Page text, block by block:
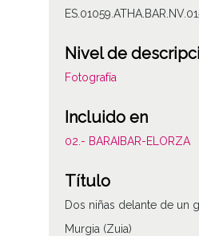
Nivel de
Fotografía
Incluido en
02.- BARAIBAR-ELORZA
Título
Dos niñas delante de un
Murgia (Zuia)